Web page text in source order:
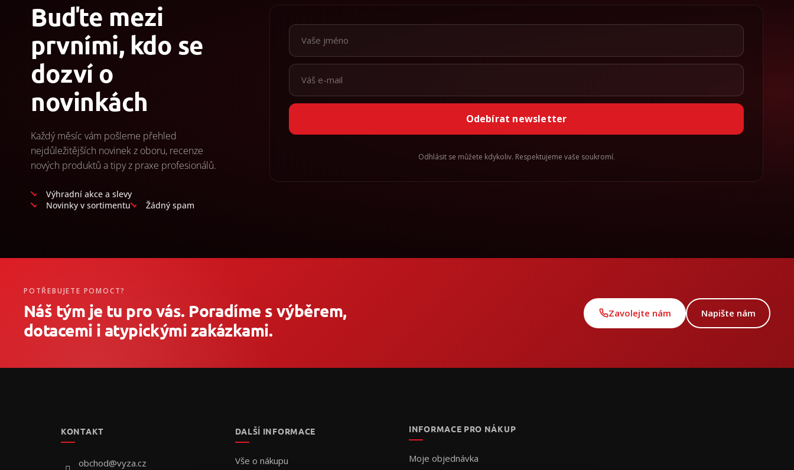
Buďte mezi
prvními, kdo se
dozví o
novinkách
Každý měsíc vám pošleme přehled
nejdůležitějších novinek z oboru, recenze
nových produktů a tipy z praxe profesionálů.
Výhradní akce a slevy
Novinky v sortimentu
Žádný spam
Odebírat newsletter
Odhlásit se můžete kdykoliv. Respektujeme vaše soukromí.
POTŘEBUJETE POMOCT?
Náš tým je tu pro vás. Poradíme s výběrem,
dotacemi i atypickými zakázkami.
Zavolejte nám Napište nám
KONTAKT
obchod@vyza.cz
DALŠÍ INFORMACE
Vše o nákupu
INFORMACE PRO NÁKUP
Moje objednávka